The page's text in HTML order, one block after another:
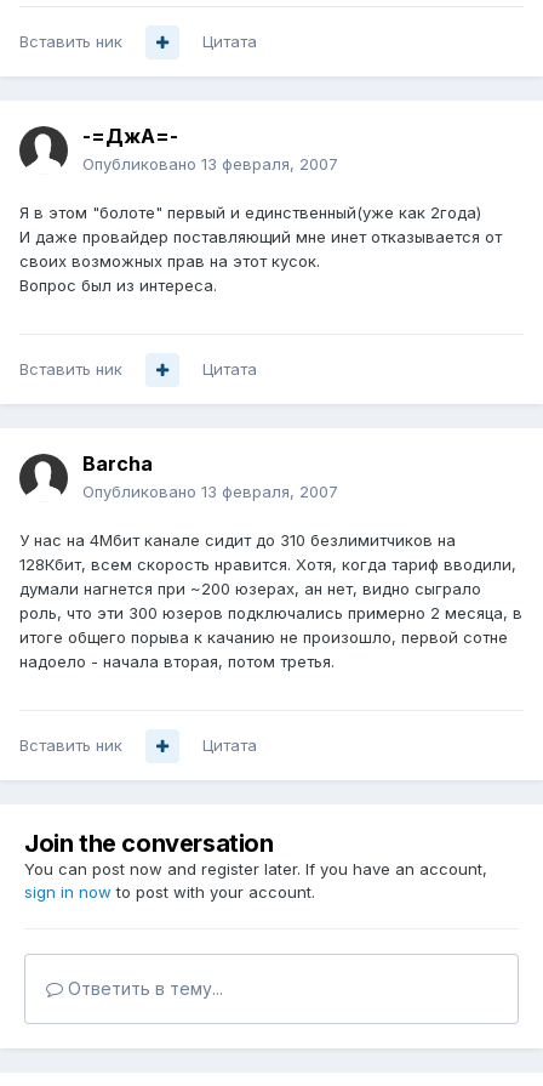
Вставить ник Цитата
-=ДжА=-
Опубликовано 13 февраля, 2007
Я в этом "болоте" первый и единственный(уже как 2года)
И даже провайдер поставляющий мне инет отказывается от
своих возможных прав на этот кусок.
Вопрос был из интереса.
Вставить ник Цитата
Barcha
Опубликовано 13 февраля, 2007
У нас на 4Мбит канале сидит до 310 безлимитчиков на
128Кбит, всем скорость нравится. Хотя, когда тариф вводили,
думали нагнется при ~200 юзерах, ан нет, видно сыграло
роль, что эти 300 юзеров подключались примерно 2 месяца, в
итоге общего порыва к качанию не произошло, первой сотне
надоело - начала вторая, потом третья.
Вставить ник Цитата
Join the conversation
You can post now and register later. If you have an account,
sign in now to post with your account.
Ответить в тему...